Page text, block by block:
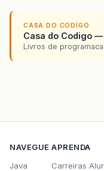
CASA DO CODIGO
Casa do Codigo
Livros de
NAVEGUE
Java
APRENDA
Carreiras